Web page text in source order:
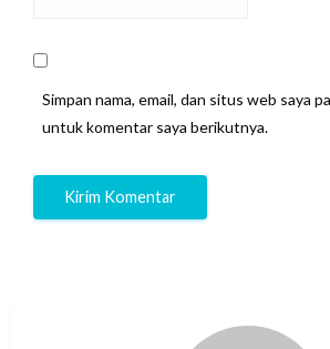
Simpan nama, email, dan situs web saya
untuk komentar saya berikutnya.